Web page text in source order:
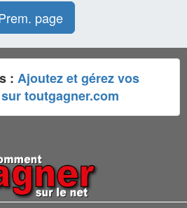
page
: Ajoutez et gérez vos
toutgagner.com